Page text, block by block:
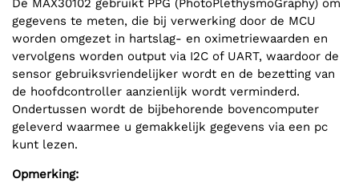
De MAX30102 gebruikt PPG (PhotoPlethysmoGraphy) om
gegevens te meten, die bij verwerking door de MCU
worden omgezet in hartslag- en oximetriewaarden en
vervolgens worden output via I2C of UART, waardoor de
sensor gebruiksvriendelijker wordt en de bezetting van
de hoofdcontroller aanzienlijk wordt verminderd.
Ondertussen wordt de bijbehorende bovencomputer
geleverd waarmee u gemakkelijk gegevens via een pc
kunt lezen.
Opmerking: